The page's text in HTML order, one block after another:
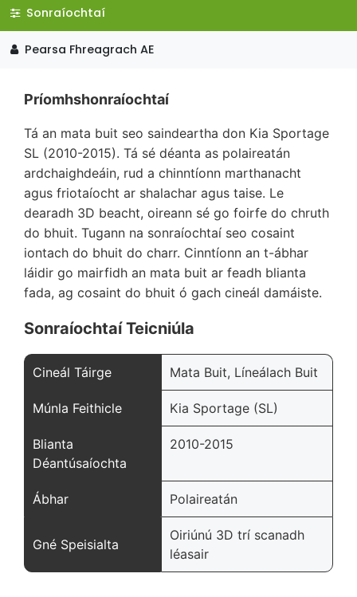
Sonraíochtaí
Pearsa Fhreagrach AE
Príomhshonraíochtaí
Tá an mata buit seo saindeartha don Kia Sportage
SL (2010-2015). Tá sé déanta as polaireatán
ardchaighdeáin, rud a chinntíonn marthanacht
agus friotaíocht ar shalachar agus taise. Le
dearadh 3D beacht, oireann sé go foirfe do chruth
do bhuit. Tugann na sonraíochtaí seo cosaint
iontach do bhuit do charr. Cinntíonn an t-ábhar
láidir go mairfidh an mata buit ar feadh blianta
fada, ag cosaint do bhuit ó gach cineál damáiste.
Sonraíochtaí Teicniúla
Cineál Táirge Mata Buit, Líneálach Buit
Múnla Feithicle Kia Sportage (SL)
Blianta
Déantúsaíochta
2010-2015
Ábhar Polaireatán
Gné Speisialta
Oiriúnú 3D trí scanadh
léasair